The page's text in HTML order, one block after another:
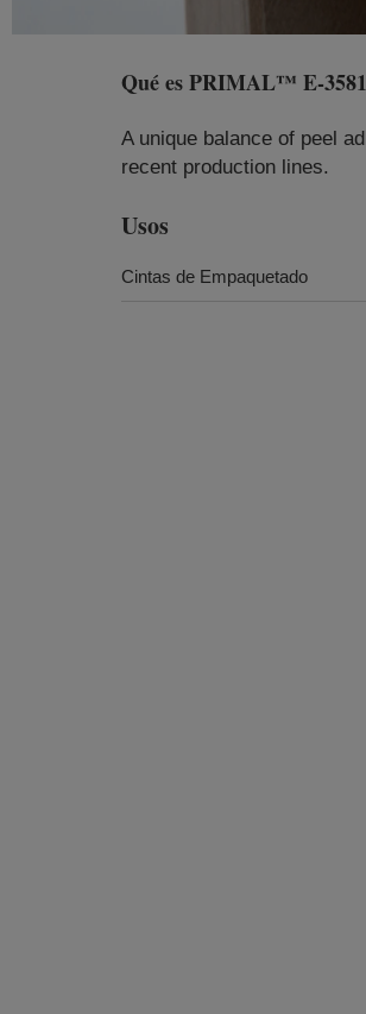
Qué esPRIMAL™ E-
A unique balance of peel
recent production lines.
Usos
Cintas de Empaquetado